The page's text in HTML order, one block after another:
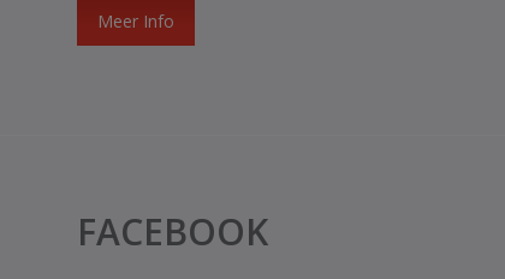
Meer Info
FACEBOOK